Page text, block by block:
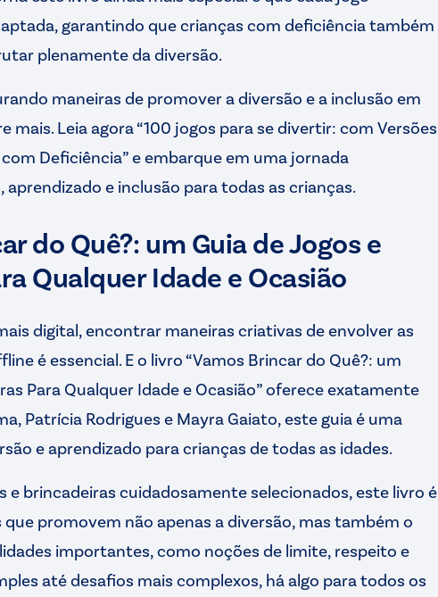
garantindo que crianças com deficiência também
plenamente da diversão.
maneiras de promover a diversão e a inclusão em
mais. Leia agora “100 jogos para se divertir: com Versões
Deficiência” e embarque em uma jornada
e inclusão para todas as crianças.
do Quê?: um Guia de Jogos e
Qualquer Idade e Ocasião
digital, encontrar maneiras criativas de envolver as
é essencial. E o livro “Vamos Brincar do Quê?: um
Para Qualquer Idade e Ocasião” oferece exatamente
Patrícia Rodrigues e Mayra Gaiato, este guia é uma
e aprendizado para crianças de todas as idades.
e brincadeiras cuidadosamente selecionados, este livro é
promovem não apenas a diversão, mas também o
importantes, como noções de limite, respeito e
até desafios mais complexos, há algo para todos os